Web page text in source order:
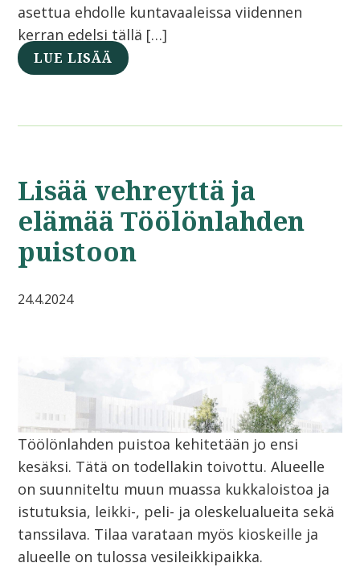
asettua ehdolle kuntavaaleissa viidennen
kerran edelsi tällä […]
LUE LISÄÄ
Lisää vehreyttä ja
elämää Töölönlahden
puistoon
24.4.2024
Töölönlahden puistoa kehitetään jo ensi
kesäksi. Tätä on todellakin toivottu. Alueelle
on suunniteltu muun muassa kukkaloistoa ja
istutuksia, leikki-, peli- ja oleskelualueita sekä
tanssilava. Tilaa varataan myös kioskeille ja
alueelle on tulossa vesileikkipaikka.